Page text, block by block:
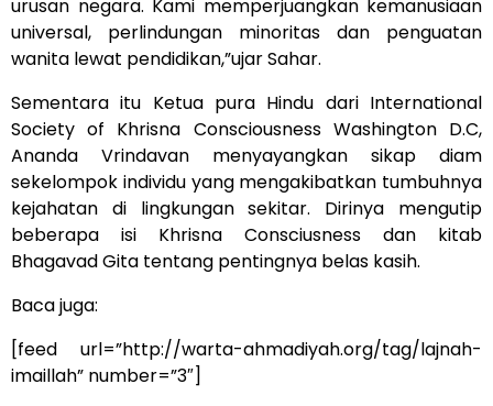
urusan negara. Kami memperjuangkan kemanusiaan
universal, perlindungan minoritas dan penguatan
wanita lewat pendidikan,”ujar Sahar.
Sementara itu Ketua pura Hindu dari International
Society of Khrisna Consciousness Washington D.C,
Ananda Vrindavan menyayangkan sikap diam
sekelompok individu yang mengakibatkan tumbuhnya
kejahatan di lingkungan sekitar. Dirinya mengutip
beberapa isi Khrisna Consciusness dan kitab
Bhagavad Gita tentang pentingnya belas kasih.
Baca juga:
[feed url=”http://warta-ahmadiyah.org/tag/lajnah-
imaillah” number=”3″]